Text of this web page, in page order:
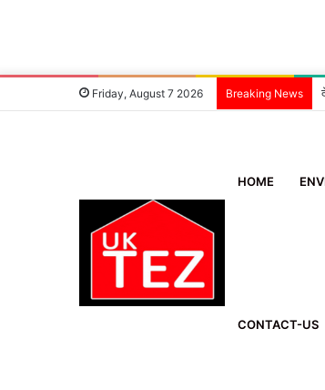
Friday, August 7 2026 Breaking News
HOME
CONTACT-US